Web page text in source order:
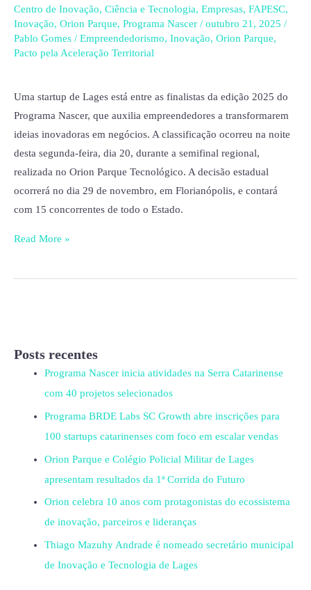
Centro de Inovação, Ciência e Tecnologia, Empresas, FAPESC,
Inovação, Orion Parque, Programa Nascer / outubro 21, 2025 /
Pablo Gomes / Empreendedorismo, Inovação, Orion Parque,
Pacto pela Aceleração Territorial
Uma startup de Lages está entre as finalistas da edição 2025 do
Programa Nascer, que auxilia empreendedores a transformarem
ideias inovadoras em negócios. A classificação ocorreu na noite
desta segunda-feira, dia 20, durante a semifinal regional,
realizada no Orion Parque Tecnológico. A decisão estadual
ocorrerá no dia 29 de novembro, em Florianópolis, e contará
com 15 concorrentes de todo o Estado.
solução
veterinária
estadual
de
ideias
inovadoras
Read More »
Posts recentes
Programa Nascer inicia atividades na Serra Catarinense
com 40 projetos selecionados
Programa BRDE Labs SC Growth abre inscrições para
100 startups catarinenses com foco em escalar vendas
Orion Parque e Colégio Policial Militar de Lages
apresentam resultados da 1ª Corrida do Futuro
Orion celebra 10 anos com protagonistas do ecossistema
de inovação, parceiros e lideranças
Thiago Mazuhy Andrade é nomeado secretário municipal
de Inovação e Tecnologia de Lages